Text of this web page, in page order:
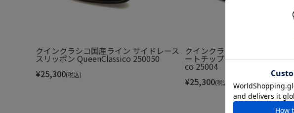
クインクラシコ国産ライン サイドレース
スリッポン QueenClassico 250050
¥25,300(税込)
クインクラシコ国産ライン 内
ートチップ レベルソ仕上げ
co 25004
¥25,300(税込)